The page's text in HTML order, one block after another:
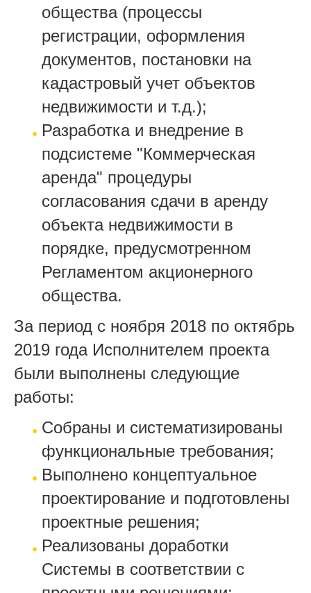
общества (процессы
регистрации, оформления
документов, постановки на
кадастровый учет объектов
недвижимости и т.д.);
Разработка и внедрение в
подсистеме "Коммерческая
аренда" процедуры
согласования сдачи в аренду
объекта недвижимости в
порядке, предусмотренном
Регламентом акционерного
общества.
За период с ноября 2018 по октябрь
2019 года Исполнителем проекта
были выполнены следующие
работы:
Собраны и систематизированы
функциональные требования;
Выполнено концептуальное
проектирование и подготовлены
проектные решения;
Реализованы доработки
Системы в соответствии с